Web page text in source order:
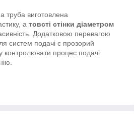
труба виготовлена
а товсті стінки діаметром
Додатковою перевагою
систем подачі є прозорий
контролювати процес подачі